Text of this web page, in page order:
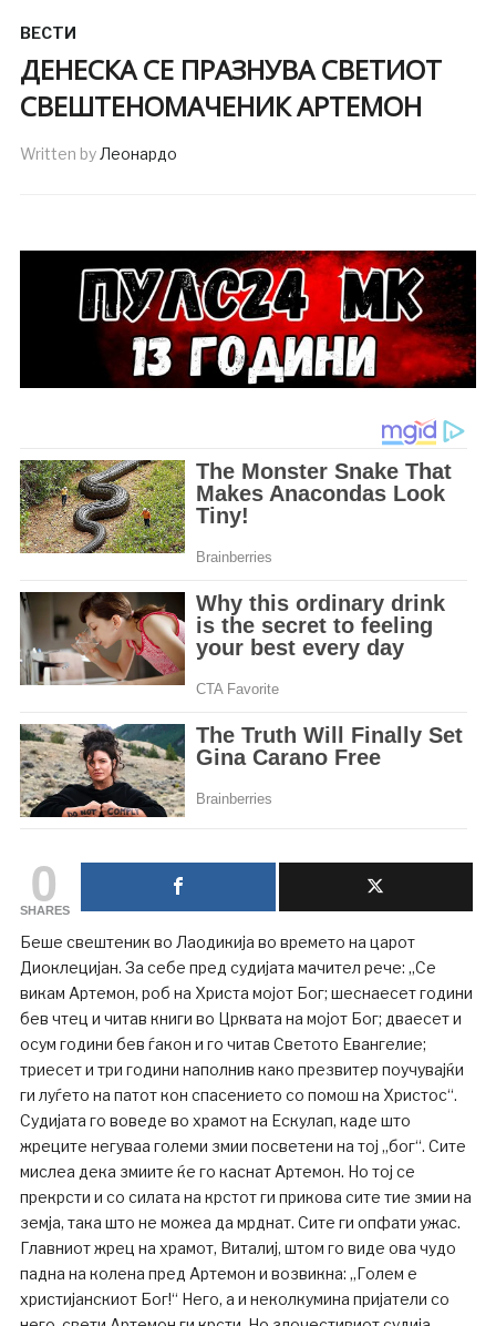
ВЕСТИ
ДЕНЕСКА СЕ ПРАЗНУВА СВЕТИОТ
СВЕШТЕНОМАЧЕНИК АРТЕМОН
Written byЛеонардо
0
SHARES
Беше свештеник во Лаодикија во времето на царот
Диоклецијан. За себе пред судијата мачител рече: „Се
викам Артемон, роб на Христа мојот Бог; шеснаесет години
бев чтец и читав книги во Црквата на мојот Бог; дваесет и
осум години бев ѓакон и го читав Светото Евангелие;
триесет и три години наполнив како презвитер поучувајќи
ги луѓето на патот кон спасението со помош на Христос“.
Судијата го воведе во храмот на Ескулап, каде што
жреците негуваа големи змии посветени на тој „бог“. Сите
мислеа дека змиите ќе го каснат Артемон. Но тој се
прекрсти и со силата на крстот ги прикова сите тие змии на
земја, така што не можеа да мрднат. Сите ги опфати ужас.
Главниот жрец на храмот, Виталиј, штом го виде ова чудо
падна на колена пред Артемон и возвикна: „Голем е
христијанскиот Бог!“ Него, а и неколкумина пријатели со